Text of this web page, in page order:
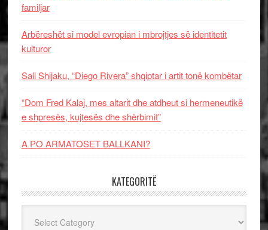
familjar
Arbëreshët si model evropian i mbrojtjes së identitetit
kulturor
Sali Shijaku, “Diego Rivera” shqiptar i artit tonë kombëtar
“Dom Fred Kalaj, mes altarit dhe atdheut si hermeneutikë
e shpresës, kujtesës dhe shërbimit”
A PO ARMATOSET BALLKANI?
KATEGORITË